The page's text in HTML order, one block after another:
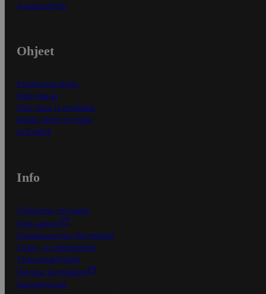
Asiakaspalvelu
Ohjeet
Ensitilaajan ohjeet
Näin maksat
Näin tilaat ja muokkaat
Kaikki ohjeet ja vinkit
In English
Info
S-Business yrityksille
Oiva-raportit
Osuuskauppojen yhteystiedot
Tilaus- ja toimitusehdot
Tietosuojakäytäntö
Palvelun käyttöehdot
Saavutettavuus